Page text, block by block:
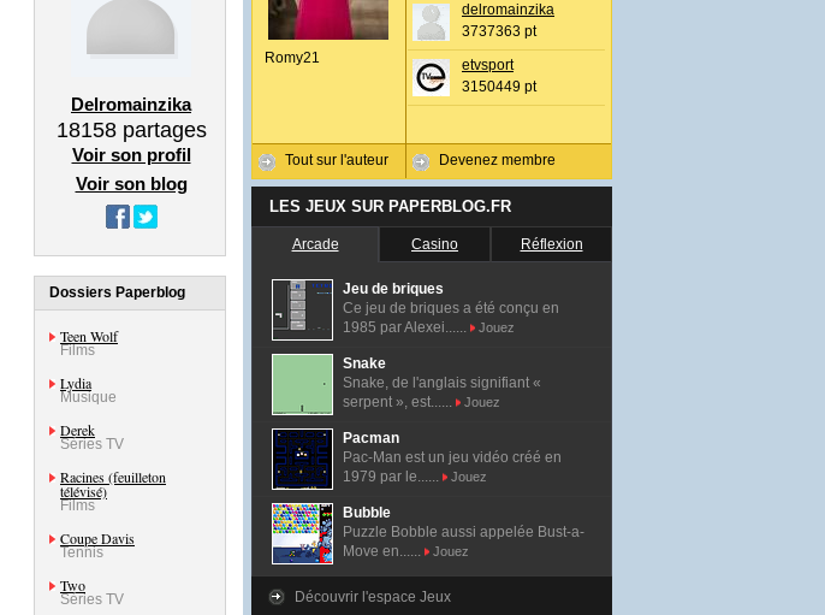
Delromainzika
18158partages
Voir son profil
Voir son blog
Dossiers Paperblog
Teen Wolf
Films
Lydia
Musique
Derek
Séries TV
Racines (feuilleton
télévisé)
Films
Coupe Davis
Tennis
Two
Séries TV
Romy21
Tout sur l'auteur
delromainzika
3737363 pt
etvsport
3150449 pt
Devenez membre
LES JEUX SUR PAPERBLOG.FR
Arcade Casino Réflexion
Jeu de briques
Ce jeu de briques a été conçu en
1985 par Alexei......
Jouez
Snake
Snake, de l'anglais signifiant «
serpent », est......
Jouez
Pacman
Pac-Man est un jeu vidéo créé en
1979 par le......
Jouez
Bubble
Puzzle Bobble aussi appelée Bust-a-
Move en......
Jouez
Découvrir l'espace Jeux